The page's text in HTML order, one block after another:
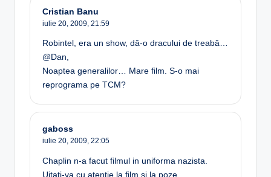
Cristian Banu
iulie 20, 2009, 21:59
Robintel, era un show, dă-o dracului de treabă…
@Dan,
Noaptea generalilor… Mare film. S-o mai
reprograma pe TCM?
gaboss
iulie 20, 2009, 22:05
Chaplin n-a facut filmul in uniforma nazista.
Uitati-va cu atentie la film si la poze…